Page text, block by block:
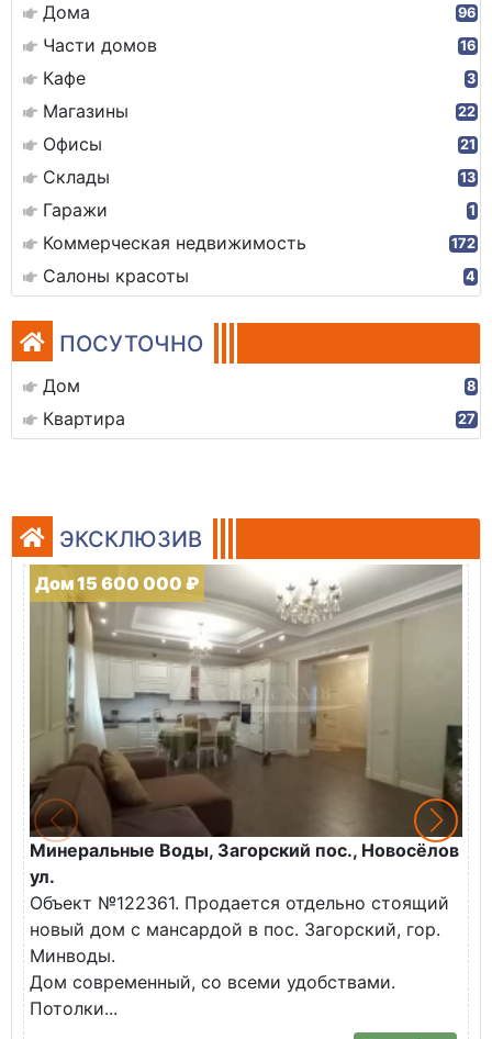
Дома 96
Части домов 16
Кафе 3
Магазины 22
Офисы 21
Склады 13
Гаражи 1
Коммерческая недвижимость 172
Салоны красоты 4
ПОСУТОЧНО
Дом 8
Квартира 27
ЭКСКЛЮЗИВ
Дом 15 600 000 ₽
Минеральные Воды, Загорский пос., Новосёлов
ул.
Объект №122361. Продается отдельно стоящий
новый дом с мансардой в пос. Загорский, гор.
Минводы.
Дом современный, со всеми удобствами.
Потолки...